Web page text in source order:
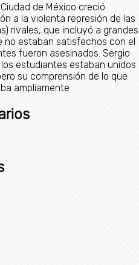
de México creció
a la violenta represión de las
rivales, que incluyó a grandes
no estaban satisfechos con el
fueron asesinados. Sergio
estudiantes estaban unidos
su comprensión de lo que
ampliamente